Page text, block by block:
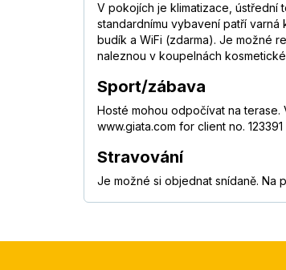
V pokojích je klimatizace,
standardnímu vybavení patří
budík a WiFi (zdarma). Je možné
naleznou v koupelnách
Sport/zábava
Hosté mohou odpočívat na
www.giata.com for client no. 123391
Stravování
Je možné si objednat snídaně. Na